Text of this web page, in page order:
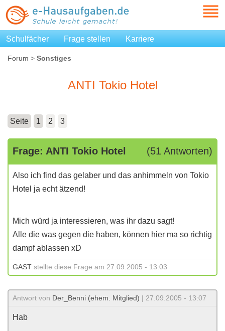
Schulfächer Frage stellen Karriere
Forum > Sonstiges
ANTI Tokio Hotel
Seite 1 2 3
Frage: ANTI Tokio Hotel (51 Antworten)
Also ich find das gelaber und das anhimmeln von Tokio
Hotel ja echt ätzend!
Mich würd ja interessieren, was ihr dazu sagt!
Alle die was gegen die haben, können hier ma so richtig
dampf ablassen xD
GAST stellte diese Frage am 27.09.2005 - 13:03
Antwort von Der_Benni (ehem. Mitglied) | 27.09.2005 - 13:07
Hab